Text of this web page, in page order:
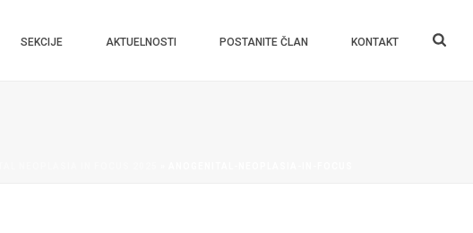
SEKCIJE AKTUELNOSTI POSTANITE ČLAN KONTAKT